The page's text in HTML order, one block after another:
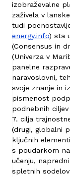
izobraževalne
zaživela v
tudi
energy.info) sta
(Consensus in
(Univerza v
panelne
naravoslovni,
svoje znanje in
pismenost
podnebnih
7. cilja
(drugi, globalni
ključnih
s poudarkom
učenju,
spletnih